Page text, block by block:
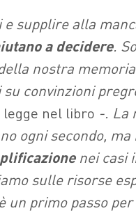
supplire alla
a decidere.
nostra
convinzioni
legge nel libro -. La
ogni secondo,
nei casi
sulle risorse
primo passo